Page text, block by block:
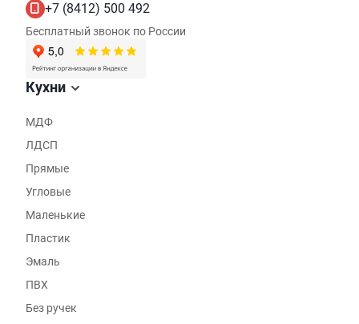
+7 (8412) 500 492
Бесплатный звонок по России
Кухни
МДФ
ЛДСП
Прямые
Угловые
Маленькие
Пластик
Эмаль
ПВХ
Без ручек